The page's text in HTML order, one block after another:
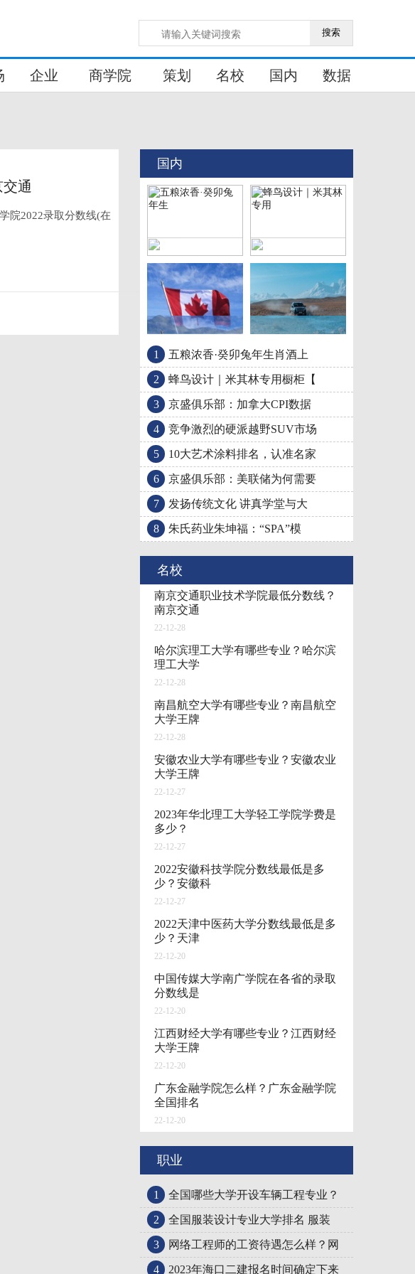
搜索
企业 商学院 策划 名校 国内 数据
通
院2022录取分数线(在
国内
五粮浓香·癸卯兔年生 蜂鸟设计｜米其林专用
京盛俱乐部：加拿大CP
竞争激烈的硬派越野SU
1 五粮浓香·癸卯兔年生肖酒上
2 蜂鸟设计｜米其林专用橱柜【
3 京盛俱乐部：加拿大CPI数据
4 竞争激烈的硬派越野SUV市场
5 10大艺术涂料排名，认准名家
6 京盛俱乐部：美联储为何需要
7 发扬传统文化 讲真学堂与大
8 朱氏药业朱坤福：“SPA”模
名校
南京交通职业技术学院最低分数线？
南京交通
22-12-28
哈尔滨理工大学有哪些专业？哈尔滨
理工大学
22-12-28
南昌航空大学有哪些专业？南昌航空
大学王牌
22-12-28
安徽农业大学有哪些专业？安徽农业
大学王牌
22-12-27
2023年华北理工大学轻工学院学费是
多少？
22-12-27
2022安徽科技学院分数线最低是多
少？安徽科
22-12-27
2022天津中医药大学分数线最低是多
少？天津
22-12-20
中国传媒大学南广学院在各省的录取
分数线是
22-12-20
江西财经大学有哪些专业？江西财经
大学王牌
22-12-20
广东金融学院怎么样？广东金融学院
全国排名
22-12-20
职业
1 全国哪些大学开设车辆工程专业？
2 全国服装设计专业大学排名 服装
3 网络工程师的工资待遇怎么样？网
4 2023年海口二建报名时间确定下来